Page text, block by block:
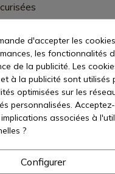
internationale
d'accepter les
les fonctionnalités
de la publicité. Les
à la publicité sont utilisés
optimisées sur les
personnalisées.
associées à
?
Configurer